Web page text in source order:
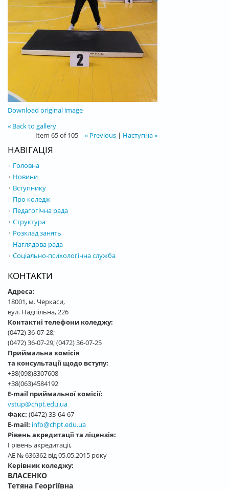
Download original image
« Back to gallery
Item 65 of 105
« Previous| Наступна »
НАВІГАЦІЯ
Головна
Новини
Вступнику
Про коледж
Педагогічна рада
Структура
Розклад занять
Наглядова рада
Соціально-психологічна служба
КОНТАКТИ
Адреса:
18001, м. Черкаси,
вул. Надпільна, 226
Контактні телефони коледжу:
(0472) 36-07-28;
(0472) 36-07-29; (0472) 36-07-25
Приймальна комісія
та консультації щодо вступу:
+38(098)8307608
+38(063)4584192
E-mail приймальної комісії:
vstup@chpt.edu.ua
Факс: (0472) 33-64-67
E-mail: info@chpt.edu.ua
Рівень акредитації та ліцензія:
І рівень акредитації,
АЕ № 636362 від 05.05.2015 року
Керівник коледжу:
ВЛАСЕНКО
Тетяна Георгіївна